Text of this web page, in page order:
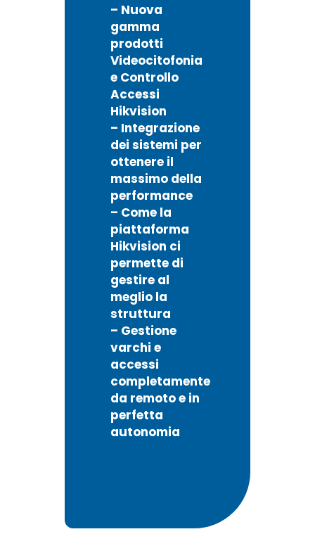
– Nuova
gamma
prodotti
Videocitofonia
e Controllo
Accessi
Hikvision
– Integrazione
dei sistemi per
ottenere il
massimo della
performance
– Come la
piattaforma
Hikvision ci
permette di
gestire al
meglio la
struttura
– Gestione
varchi e
accessi
completamente
da remoto e in
perfetta
autonomia